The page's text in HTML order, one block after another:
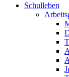
Schulleben